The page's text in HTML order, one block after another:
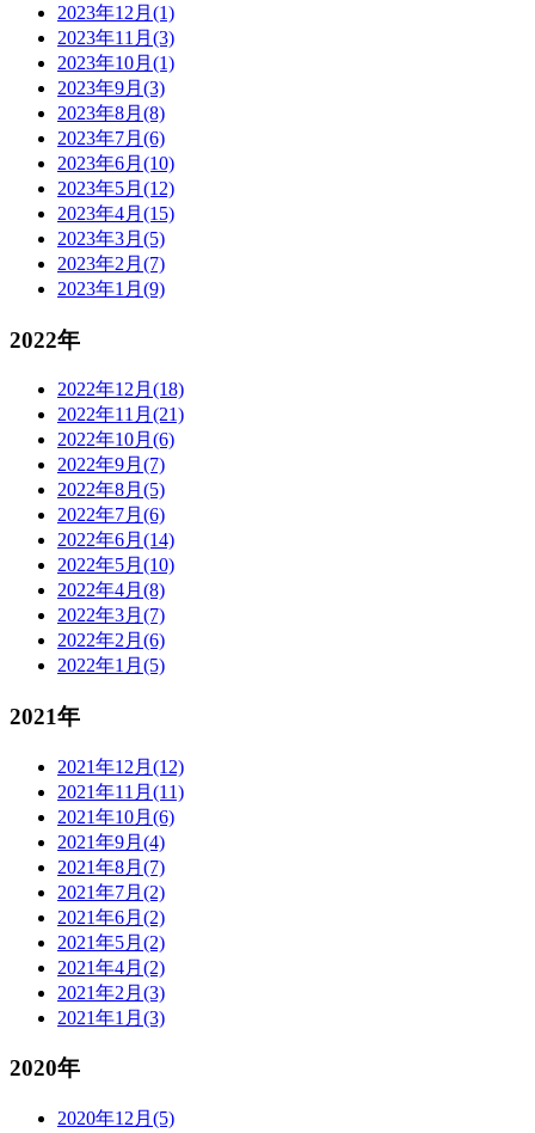
2023年12月(1)
2023年11月(3)
2023年10月(1)
2023年9月(3)
2023年8月(8)
2023年7月(6)
2023年6月(10)
2023年5月(12)
2023年4月(15)
2023年3月(5)
2023年2月(7)
2023年1月(9)
2022年
2022年12月(18)
2022年11月(21)
2022年10月(6)
2022年9月(7)
2022年8月(5)
2022年7月(6)
2022年6月(14)
2022年5月(10)
2022年4月(8)
2022年3月(7)
2022年2月(6)
2022年1月(5)
2021年
2021年12月(12)
2021年11月(11)
2021年10月(6)
2021年9月(4)
2021年8月(7)
2021年7月(2)
2021年6月(2)
2021年5月(2)
2021年4月(2)
2021年2月(3)
2021年1月(3)
2020年
2020年12月(5)